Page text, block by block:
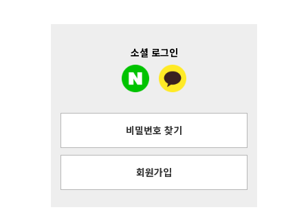
소셜 로그인
비밀번호 찾기
회원가입